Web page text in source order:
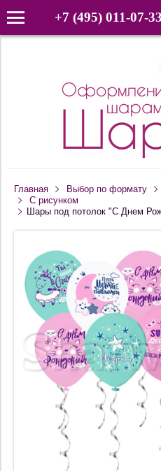
+7 (495) 011-07-33
Главная Выбор по формату
С рисунком
Шары под потолок "С Днем